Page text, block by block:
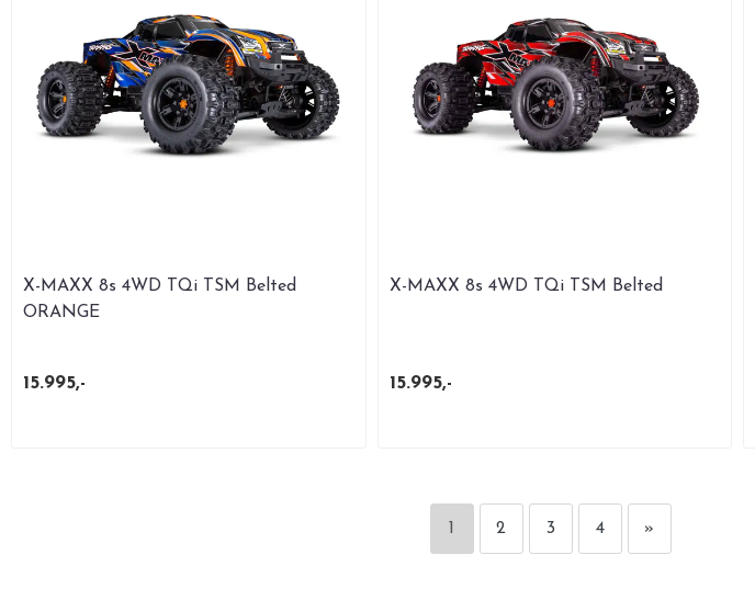
X-MAXX 8s 4WD TQi TSM Belted
ORANGE
15.995,-
X-MAXX 8s 4WD TQi TSM Belted
15.995,-
1 2 3 4 »